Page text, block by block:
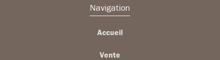
Navigation
Accueil
Vente